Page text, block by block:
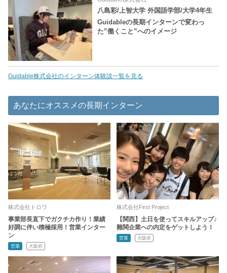
八島彩/上智大学 外国語学部/大学4年生
Guidableの長期インターンで変わっ
た”働くこと”へのイメージ
Guidable株式会社のインターン体験談一覧を見る
あなたにオススメの長期インターン
株式会社トロワ
事業部長直下でガクチカ作り！業績
好調に伴い積極採用！営業インター
ン
営業 大阪府
株式会社First Project
【関西】土日を使ってスキルアップ♪
難関企業への内定をゲットしよう！
営業 大阪府